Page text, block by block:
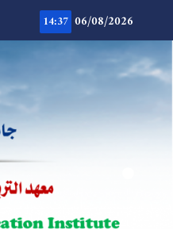
content
06/08/2026
14:37
.